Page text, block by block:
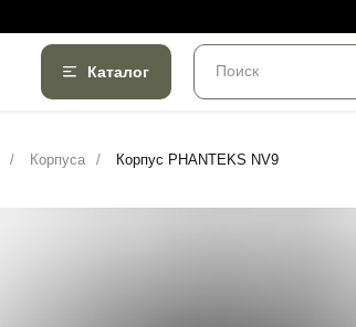
Поиск
Каталог
/ Корпуса / Корпус PHANTEKS NV9